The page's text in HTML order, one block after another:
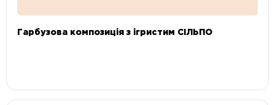
Гарбузова композиція з ігристим СІЛЬПО